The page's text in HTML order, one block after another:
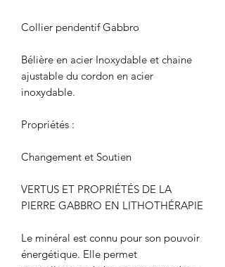
Collier pendentif Gabbro
Bélière en acier Inoxydable et chaine
ajustable du cordon en acier
inoxydable.
Propriétés :
Changement et Soutien
VERTUS ET PROPRIÉTÉS DE LA
PIERRE GABBRO EN LITHOTHÉRAPIE
Le minéral est connu pour son pouvoir
énergétique. Elle permet